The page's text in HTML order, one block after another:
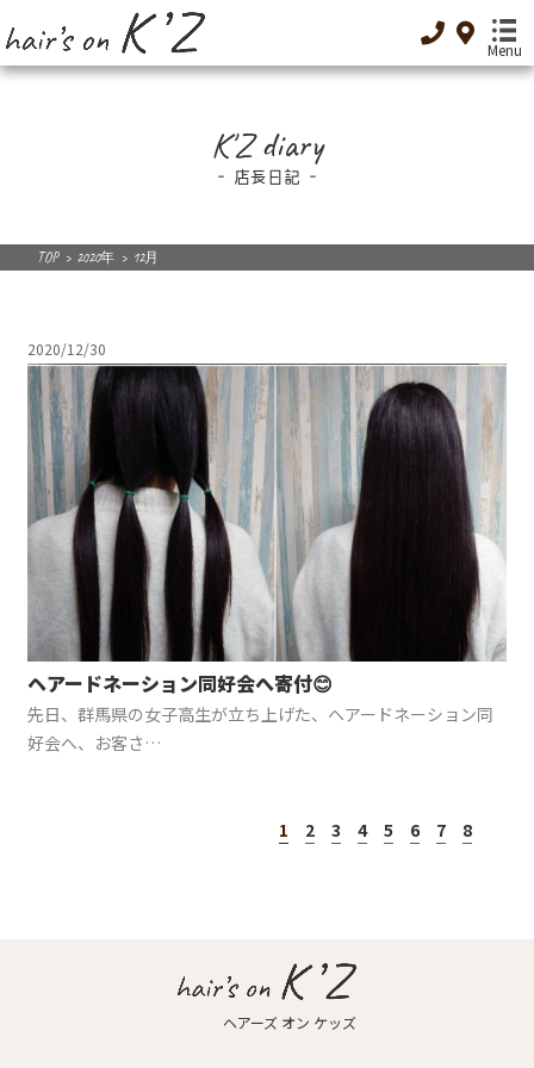
Menu
-トップ-
Menu
-オリジナルコスメ-
Original cosme
-低GI食品-
Low GI food
-お知らせ-
News
-店長日記-
K’Z diary
-店舗案内-
Access
K'Z diary
店長日記
TOP > 2020年 > 12月
2020/12/30
ヘアードネーション同好会へ寄付😊
先日、群馬県の女子高生が立ち上げた、ヘアードネーション同
好会へ、お客さ…
1 2 3 4 5 6 7 8
ヘアーズ オン ケッズ